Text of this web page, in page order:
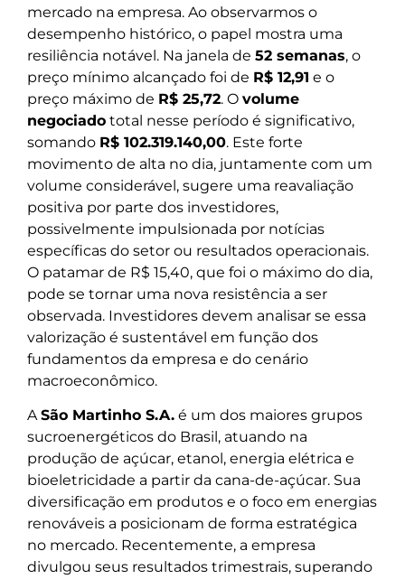
mercado na empresa. Ao observarmos o
desempenho histórico, o papel mostra uma
resiliência notável. Na janela de 52 semanas, o
preço mínimo alcançado foi de R$ 12,91 e o
preço máximo de R$ 25,72. O volume
negociado total nesse período é significativo,
somando R$ 102.319.140,00. Este forte
movimento de alta no dia, juntamente com um
volume considerável, sugere uma reavaliação
positiva por parte dos investidores,
possivelmente impulsionada por notícias
específicas do setor ou resultados operacionais.
O patamar de R$ 15,40, que foi o máximo do dia,
pode se tornar uma nova resistência a ser
observada. Investidores devem analisar se essa
valorização é sustentável em função dos
fundamentos da empresa e do cenário
macroeconômico.
ASão Martinho S.A. é um dos maiores grupos
sucroenergéticos do Brasil, atuando na
produção de açúcar, etanol, energia elétrica e
bioeletricidade a partir da cana-de-açúcar. Sua
diversificação em produtos e o foco em energias
renováveis a posicionam de forma estratégica
no mercado. Recentemente, a empresa
divulgou seus resultados trimestrais, superando